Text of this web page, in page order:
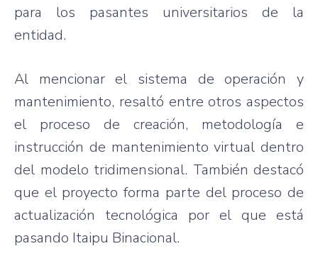
para los pasantes universitarios de la
entidad.
Al mencionarel sistema deoperación y
mantenimiento, resaltó entre otros aspectos
el proceso de creación, metodología e
instrucción de mantenimiento virtual dentro
del modelo tridimensional. También destacó
que el proyecto forma parte del proceso de
actualización
tecnológica por el que está
pasando Itaipu Binacional.